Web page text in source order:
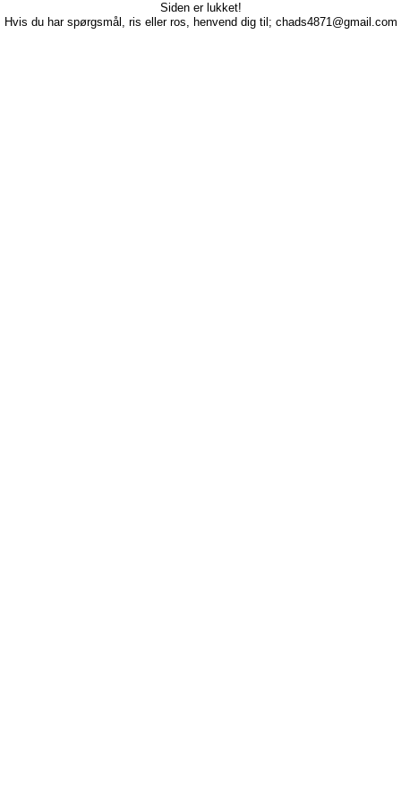
Siden er lukket!
Hvis du har spørgsmål, ris eller ros, henvend dig til; chads4871@gmail.com